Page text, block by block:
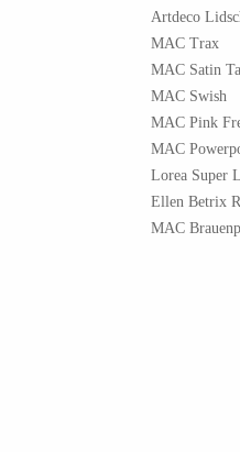
Artdeco
MAC Trax
MAC Satin
MAC Swish
MAC Pink
MAC
Lorea Super
Ellen Betrix
MAC